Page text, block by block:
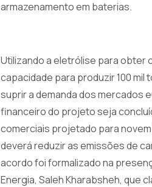
armazenamento em baterias.
Utilizando a eletrólise para obter
capacidade para produzir 100 mil
suprir a demanda dos mercados
financeiro do projeto seja
comerciais projetado para
deverá reduzir as emissões de
acordo foi formalizado na
Energia, Saleh Kharabsheh, que